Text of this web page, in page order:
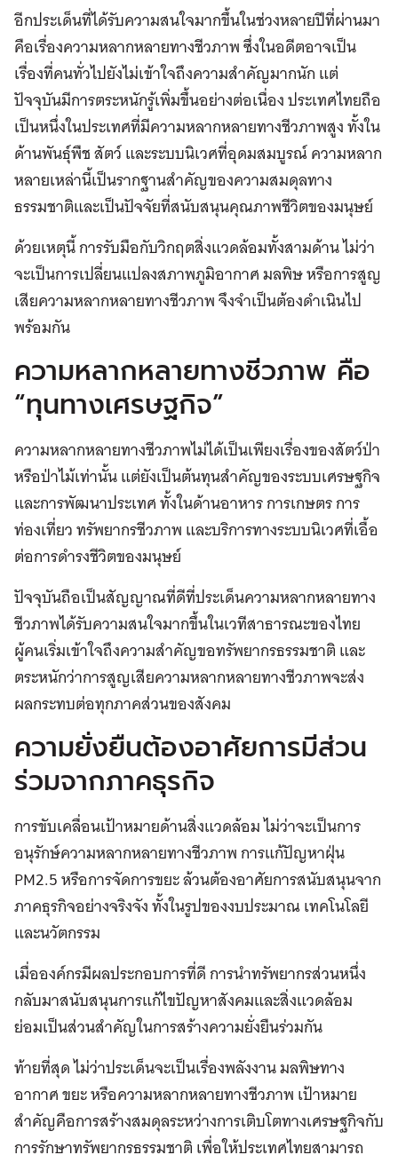
อีกประเด็นที่ได้รับความสนใจมากขึ้นในช่วงหลายปีที่ผ่านมา
คือเรื่องความหลากหลายทางชีวภาพ ซึ่งในอดีตอาจเป็น
เรื่องที่คนทั่วไปยังไม่เข้าใจถึงความสำคัญมากนัก แต่
ปัจจุบันมีการตระหนักรู้เพิ่มขึ้นอย่างต่อเนื่อง ประเทศไทยถือ
เป็นหนึ่งในประเทศที่มีความหลากหลายทางชีวภาพสูง ทั้งใน
ด้านพันธุ์พืช สัตว์ และระบบนิเวศที่อุดมสมบูรณ์ ความหลาก
หลายเหล่านี้เป็นรากฐานสำคัญของความสมดุลทาง
ธรรมชาติและเป็นปัจจัยที่สนับสนุนคุณภาพชีวิตของมนุษย์
ด้วยเหตุนี้ การรับมือกับวิกฤตสิ่งแวดล้อมทั้งสามด้าน ไม่ว่า
จะเป็นการเปลี่ยนแปลงสภาพภูมิอากาศ มลพิษ หรือการสูญ
เสียความหลากหลายทางชีวภาพ จึงจำเป็นต้องดำเนินไป
พร้อมกัน
ความหลากหลายทางชีวภาพ คือ
“ทุนทางเศรษฐกิจ”
ความหลากหลายทางชีวภาพไม่ได้เป็นเพียงเรื่องของสัตว์ป่า
หรือป่าไม้เท่านั้น แต่ยังเป็นต้นทุนสำคัญของระบบเศรษฐกิจ
และการพัฒนาประเทศ ทั้งในด้านอาหาร การเกษตร การ
ท่องเที่ยว ทรัพยากรชีวภาพ และบริการทางระบบนิเวศที่เอื้อ
ต่อการดำรงชีวิตของมนุษย์
ปัจจุบันถือเป็นสัญญาณที่ดีที่ประเด็นความหลากหลายทาง
ชีวภาพได้รับความสนใจมากขึ้นในเวทีสาธารณะของไทย
ผู้คนเริ่มเข้าใจถึงความสำคัญขอทรัพยากรธรรมชาติ และ
ตระหนักว่าการสูญเสียความหลากหลายทางชีวภาพจะส่ง
ผลกระทบต่อทุกภาคส่วนของสังคม
ความยั่งยืนต้องอาศัยการมีส่วน
ร่วมจากภาคธุรกิจ
การขับเคลื่อนเป้าหมายด้านสิ่งแวดล้อม ไม่ว่าจะเป็นการ
อนุรักษ์ความหลากหลายทางชีวภาพ การแก้ปัญหาฝุ่น
PM2.5 หรือการจัดการขยะ ล้วนต้องอาศัยการสนับสนุนจาก
ภาคธุรกิจอย่างจริงจัง ทั้งในรูปของงบประมาณ เทคโนโลยี
และนวัตกรรม
เมื่อองค์กรมีผลประกอบการที่ดี การนำทรัพยากรส่วนหนึ่ง
กลับมาสนับสนุนการแก้ไขปัญหาสังคมและสิ่งแวดล้อม
ย่อมเป็นส่วนสำคัญในการสร้างความยั่งยืนร่วมกัน
ท้ายที่สุด ไม่ว่าประเด็นจะเป็นเรื่องพลังงาน มลพิษทาง
อากาศ ขยะ หรือความหลากหลายทางชีวภาพ เป้าหมาย
สำคัญคือการสร้างสมดุลระหว่างการเติบโตทางเศรษฐกิจกับ
การรักษาทรัพยากรธรรมชาติ เพื่อให้ประเทศไทยสามารถ